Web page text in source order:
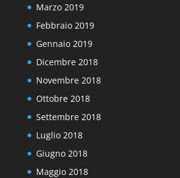
Marzo 2019
Febbraio 2019
Gennaio 2019
Dicembre 2018
Novembre 2018
Ottobre 2018
Settembre 2018
Luglio 2018
Giugno 2018
Maggio 2018